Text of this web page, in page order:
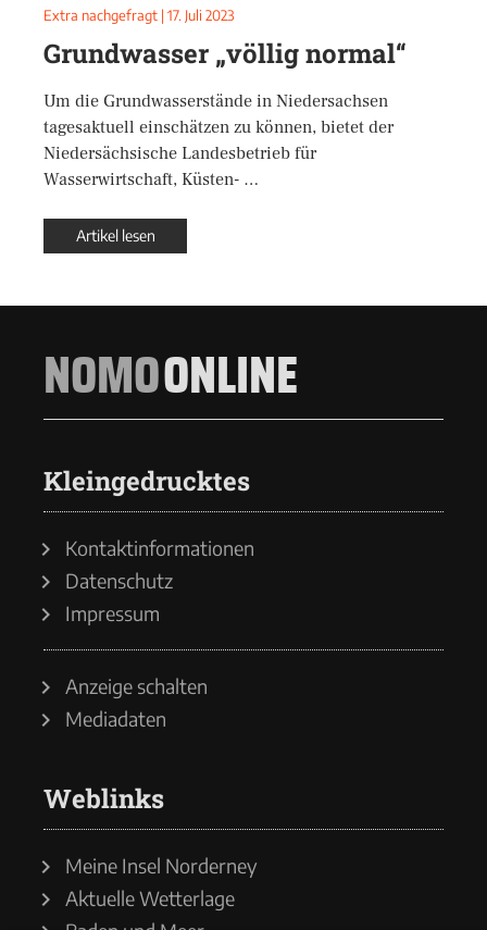
Extra nachgefragt | 17. Juli 2023
Grundwasser „völlig normal“
Um die Grundwasserstände in Niedersachsen
tagesaktuell einschätzen zu können, bietet der
Niedersächsische Landesbetrieb für
Wasserwirtschaft, Küsten- …
Artikel lesen
NOMOONLINE
Kleingedrucktes
Kontaktinformationen
Datenschutz
Impressum
Anzeige schalten
Mediadaten
Weblinks
Meine Insel Norderney
Aktuelle Wetterlage